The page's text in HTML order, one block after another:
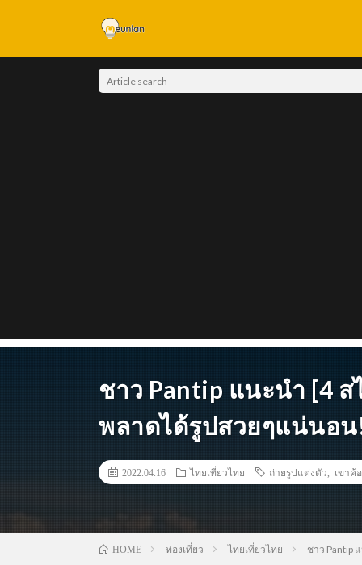
ชาว Pantip แนะนำ [4
พลาดได้รูปสวยๆแน่นอ
2022.04.16 ไทยเที่ยวไทย ถ่ายรูปแต่งตัว เขาค้อ
HOME ท่องเที่ยว ไทยเที่ยวไทย ชาว Pantip